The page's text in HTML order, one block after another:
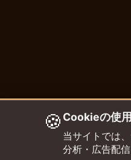
🍪 Cookieの使
当サイトでは
分析・広告配